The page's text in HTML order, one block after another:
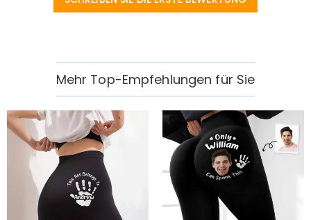
Mehr Top-Empfehlungen für Sie